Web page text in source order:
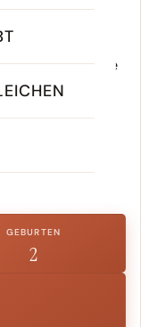
„einer
bei
und
GEBURTEN
2